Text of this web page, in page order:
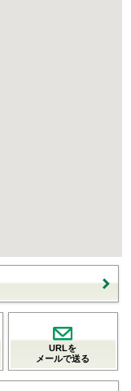
URLを
メールで送る